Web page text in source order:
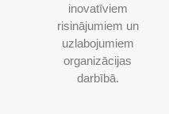
inovatīviem
risinājumiem un
uzlabojumiem
organizācijas
darbībā.